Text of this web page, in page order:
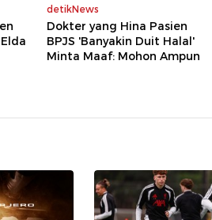
detikNews
Dokter yang Hina Pasien
BPJS 'Banyakin Duit Halal'
Minta Maaf: Mohon Ampun